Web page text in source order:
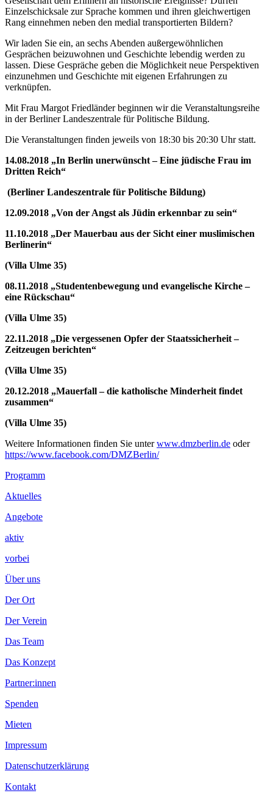
Einzelschicksale zur Sprache kommen und ihren gleichwertigen
Rang einnehmen neben den medial transportierten Bildern?
Wir laden Sie ein, an sechs Abenden außergewöhnlichen
Gesprächen beizuwohnen und Geschichte lebendig werden zu
lassen. Diese Gespräche geben die Möglichkeit neue Perspektiven
einzunehmen und Geschichte mit eigenen Erfahrungen zu
verknüpfen.
Mit Frau Margot Friedländer beginnen wir die Veranstaltungsreihe
in der Berliner Landeszentrale für Politische Bildung.
Die Veranstaltungen finden jeweils von 18:30 bis 20:30 Uhr statt.
14.08.2018 „In Berlin unerwünscht – Eine jüdische Frau im
Dritten Reich“
(Berliner Landeszentrale für Politische Bildung)
12.09.2018 „Von der Angst als Jüdin erkennbar zu sein“
11.10.2018 „Der Mauerbau aus der Sicht einer muslimischen
Berlinerin“
(Villa Ulme 35)
08.11.2018 „Studentenbewegung und evangelische Kirche –
eine Rückschau“
(Villa Ulme 35)
22.11.2018 „Die vergessenen Opfer der Staatssicherheit –
Zeitzeugen berichten“
(Villa Ulme 35)
20.12.2018 „Mauerfall – die katholische Minderheit findet
zusammen“
(Villa Ulme 35)
Weitere Informationen finden Sie unterwww.dmzberlin.de oder
https://www.facebook.com/DMZBerlin/
Footer
Inhalt
Programm
Aktuelles
Angebote
aktiv
vorbei
Über uns
Der Ort
Der Verein
Das Team
Das Konzept
Partner:innen
Spenden
Mieten
Impressum
Datenschutzerklärung
Kontakt